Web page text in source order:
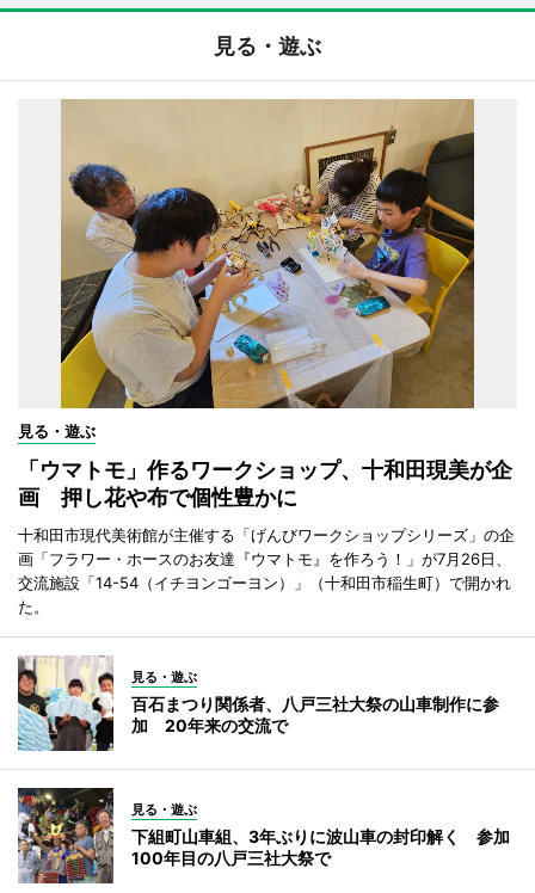
見る・遊ぶ
見る・遊ぶ
「ウマトモ」作るワークショップ、十和田現美が企
画 押し花や布で個性豊かに
十和田市現代美術館が主催する「げんびワークショップシリーズ」の企
画「フラワー・ホースのお友達『ウマトモ』を作ろう！」が7月26日、
交流施設「14-54（イチヨンゴーヨン）」（十和田市稲生町）で開かれ
た。
見る・遊ぶ
百石まつり関係者、八戸三社大祭の山車制作に参
加 20年来の交流で
見る・遊ぶ
下組町山車組、3年ぶりに波山車の封印解く 参加
100年目の八戸三社大祭で